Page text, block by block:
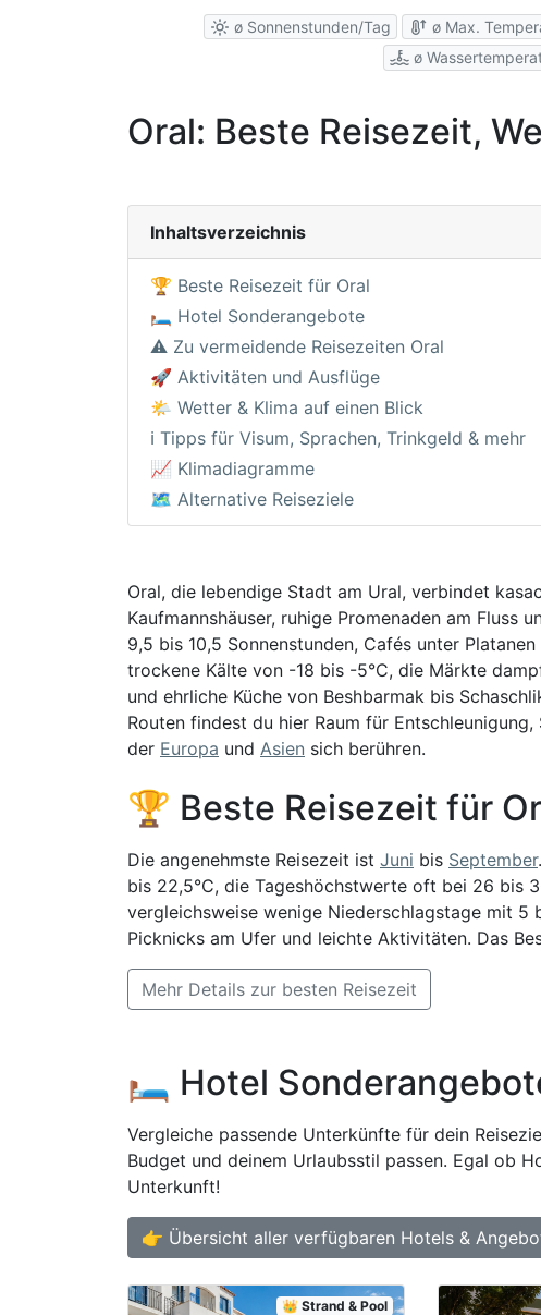
ø Sonnenstunden/Tag ø Max.
ø
Oral: Beste Reisezeit,
Inhaltsverzeichnis
🏆 Beste Reisezeit für Oral
🛏️ Hotel Sonderangebote
⚠️ Zu vermeidende Reisezeiten Oral
🚀 Aktivitäten und Ausflüge
🌤️ Wetter & Klima auf einen Blick
ℹ️ Tipps für Visum, Sprachen, Trinkgeld & mehr
📈 Klimadiagramme
🗺️ Alternative Reiseziele
Oral, die lebendige Stadt am Ural, verbindet
Kaufmannshäuser, ruhige Promenaden am Fluss
9,5 bis 10,5 Sonnenstunden, Cafés unter
trockene Kälte von -18 bis -5°C, die Märkte
und ehrliche Küche von Beshbarmak bis
Routen findest du hier Raum für
der Europa und Asien sich berühren.
🏆 Beste Reisezeit für
Die angenehmste Reisezeit ist Juni bis September
bis 22,5°C, die Tageshöchstwerte oft bei 26 bis
vergleichsweise wenige Niederschlagstage mit 5
Picknicks am Ufer und leichte Aktivitäten. Das
Mehr Details zur besten Reisezeit
🛏️ Hotel
Vergleiche passende Unterkünfte für dein
Budget und deinem Urlaubsstil passen. Egal ob
Unterkunft!
👉 Übersicht aller verfügbaren Hotels &
👑 Strand & Pool